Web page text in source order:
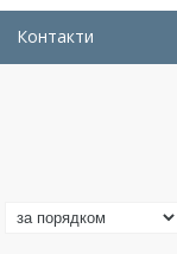
Контакти